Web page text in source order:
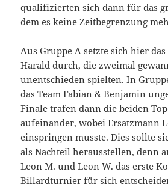
qualifizierten sich dann für das
dem es keine Zeitbegrenzung
Aus Gruppe A setzte sich hier
Harald durch, die zweimal
unentschieden spielten. In
das Team Fabian & Benjamin
Finale trafen dann die beiden
aufeinander, wobei Ersatzmann
einspringen musste. Dies sollte
als Nachteil herausstellen, denn
Leon M. und Leon W. das erste
Billardturnier für sich